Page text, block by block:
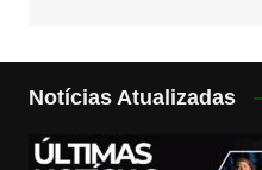
Notícias Atualizadas